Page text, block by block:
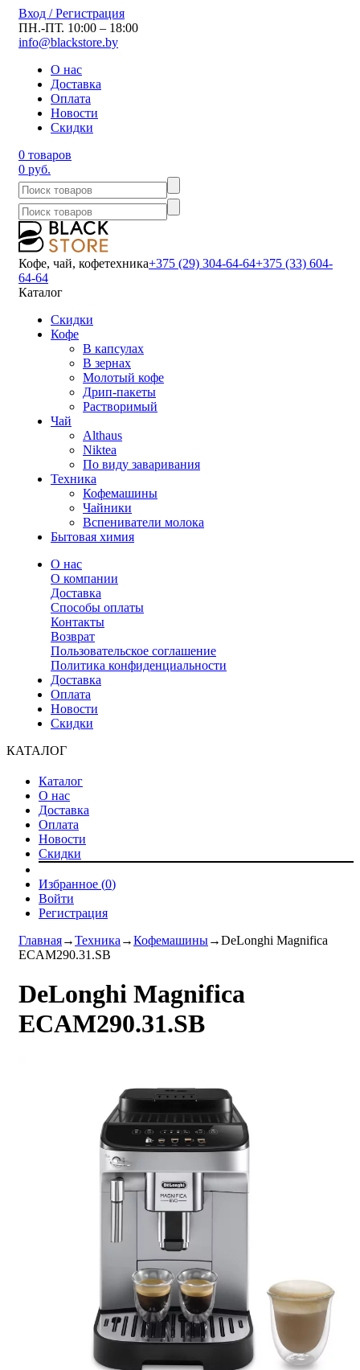
Вход / Регистрация
ПН.-ПТ. 10:00 – 18:00
info@blackstore.by
О нас
Доставка
Оплата
Новости
Скидки
0 товаров
0 руб.
Кофе, чай, кофетехника+375 (29) 304-64-64+375 (33) 604-
64-64
Каталог
Скидки
Кофе
В капсулах
В зернах
Молотый кофе
Дрип-пакеты
Растворимый
Чай
Althaus
Niktea
По виду заваривания
Техника
Кофемашины
Чайники
Вспениватели молока
Бытовая химия
О нас
О компании
Доставка
Способы оплаты
Контакты
Возврат
Пользовательское соглашение
Политика конфиденциальности
Доставка
Оплата
Новости
Скидки
КАТАЛОГ
Каталог
О нас
Доставка
Оплата
Новости
Скидки
Избранное (0)
Войти
Регистрация
Главная→Техника →Кофемашины→DeLonghi Magnifica
ECAM290.31.SB
DeLonghi Magnifica
ECAM290.31.SB